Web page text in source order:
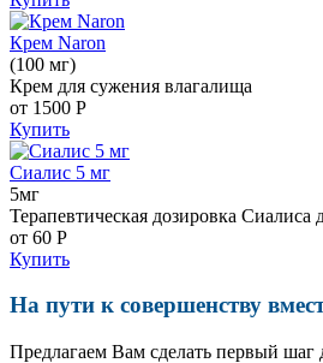
Крем Naron
(100 мг)
Крем для сужения влагалища
от 1500 Р
Купить
Сиалис 5 мг
5мг
Терапевтическая дозировка Сиалиса
от 60 Р
Купить
На пути к совершенству
Предлагаем Вам сделать первый